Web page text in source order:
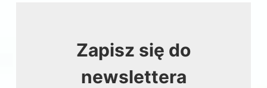
Zapisz się do
newslettera